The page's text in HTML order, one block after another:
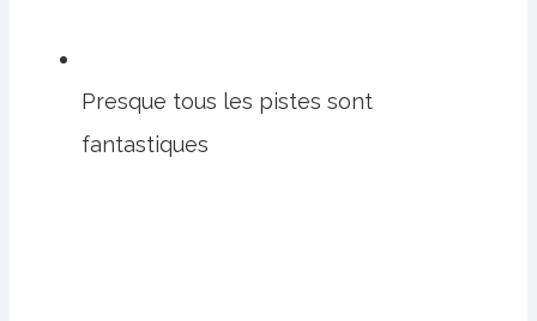
Presque tous les pistes sont
fantastiques